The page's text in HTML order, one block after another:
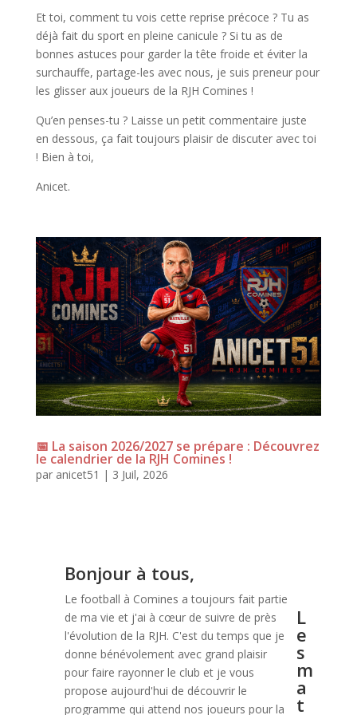
Et toi, comment tu vois cette reprise précoce ? Tu as
déjà fait du sport en pleine canicule ? Si tu as de
bonnes astuces pour garder la tête froide et éviter la
surchauffe, partage-les avec nous, je suis preneur pour
les glisser aux joueurs de la RJH Comines !
Qu’en penses-tu ? Laisse un petit commentaire juste
en dessous, ça fait toujours plaisir de discuter avec toi
! Bien à toi,
Anicet.
📅 La saison 2026/2027 se prépare : Découvrez
le calendrier de la RJH Comines !
par anicet51 | 3 Juil, 2026
Bonjour à tous,
Le football à Comines a toujours fait partie
de ma vie et j'ai à cœur de suivre de près
l'évolution de la RJH. C'est du temps que je
donne bénévolement avec grand plaisir
pour faire rayonner le club et je vous
propose aujourd'hui de découvrir le
programme qui attend nos joueurs pour la
L
e
s
m
a
t